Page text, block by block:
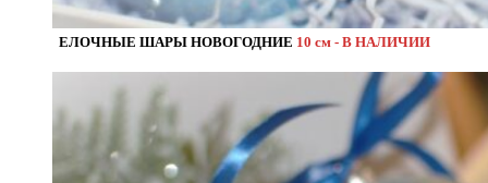
ЕЛОЧНЫЕ ШАРЫ НОВОГОДНИЕ 10 см - В НАЛИЧИИ